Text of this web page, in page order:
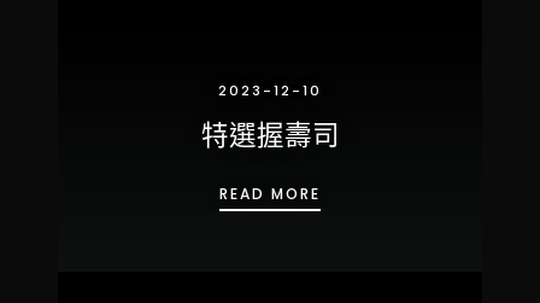
2023-12-10
特選握壽司
READ MORE